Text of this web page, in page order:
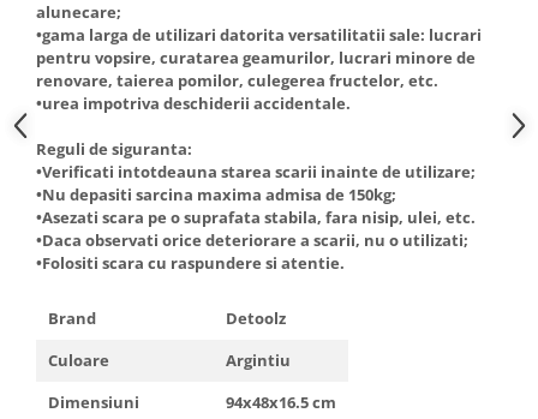
Truse de scule
Truse de lipit PPR
Ventuze cu brate pentru transport
Vibratoare beton
Masini de spalat rufe cu uscator
Uscatoare de rufe
Masini de facut paine
Pachete electrocasnice
incorporabile
Seturi oale
SANDWICH MAKER
Storcatoare de fructe
alunecare;
•gama larga de utilizari datorita versatilitatii sale: lucrari
pentru vopsire, curatarea geamurilor, lucrari minore de
renovare, taierea pomilor, culegerea fructelor, etc.
•urea impotriva deschiderii accidentale.
Reguli de siguranta:
•Verificati intotdeauna starea scarii inainte de utilizare;
•Nu depasiti sarcina maxima admisa de 150kg;
•Asezati scara pe o suprafata stabila, fara nisip, ulei, etc.
•Daca observati orice deteriorare a scarii, nu o utilizati;
•Folositi scara cu raspundere si atentie.
Brand
Detoolz
Culoare
Argintiu
Dimensiuni
94x48x16.5 cm